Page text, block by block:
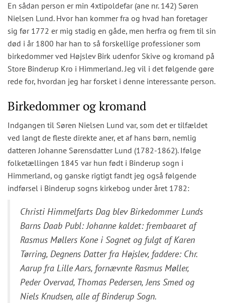
En sådan person er min 4xtipoldefar (ane nr. 142) Søren
Nielsen Lund. Hvor han kommer fra og hvad han foretager
sig før 1772 er mig stadig en gåde, men herfra og frem til sin
død i år 1800 har han to så forskellige professioner som
birkedommer ved Højslev Birk udenfor Skive og kromand på
Store Binderup Kro i Himmerland. Jeg vil i det følgende gøre
rede for, hvordan jeg har forsket i denne interessante person.
Birkedommer og kromand
Indgangen til Søren Nielsen Lund var, som det er tilfældet
ved langt de fleste direkte aner, et af hans børn, nemlig
datteren Johanne Sørensdatter Lund (1782-1862). Ifølge
folketællingen 1845 var hun født i Binderup sogn i
Himmerland, og ganske rigtigt fandt jeg også følgende
indførsel i Binderup sogns kirkebog under året 1782:
Christi Himmelfarts Dag blev Birkedommer Lunds
Barns Daab Publ: Johanne kaldet: frembaaret af
Rasmus Møllers Kone i Sognet og fulgt af Karen
Tørring, Degnens Datter fra Højslev, faddere: Chr.
Aarup fra Lille Aars, fornævnte Rasmus Møller,
Peder Overvad, Thomas Pedersen, Jens Smed og
Niels Knudsen, alle af Binderup Sogn.